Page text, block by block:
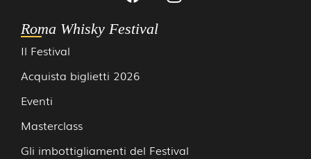
Roma Whisky Festival
Il Festival
Acquista biglietti 2026
Eventi
Masterclass
Gli imbottigliamenti del Festival